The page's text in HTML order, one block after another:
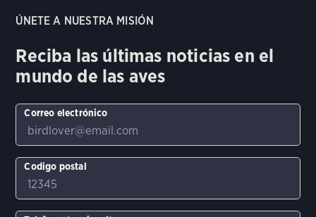
ÚNETE A NUESTRA MISIÓN
Reciba las últimas noticias en el
mundo de las aves
Correo electrónico
Codigo postal